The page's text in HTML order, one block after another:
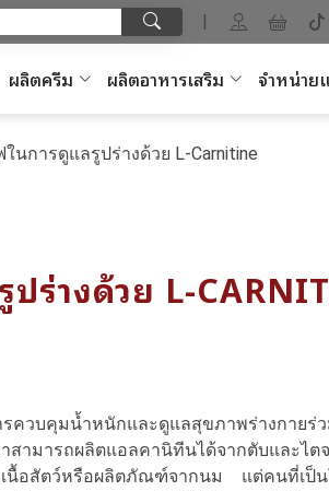
|
ผลิตครีม ผลิตอาหารเสริม จำหน่าย
ในการดูแลรูปร่างด้วย L-Carnitine
ปร่างด้วย L-
น้ำหนักและดูแลสุขภาพร่างกายร่วมกั
ามารถผลิตแอลคานิทีนได้จากตับและไ
เนื้อสัตว์หรือผลิตภัณฑ์จากนม แต่คนที่